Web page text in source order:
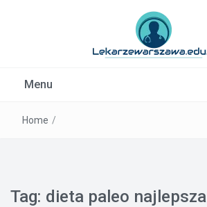
Menu
Home /
Tag: dieta paleo najlepsza